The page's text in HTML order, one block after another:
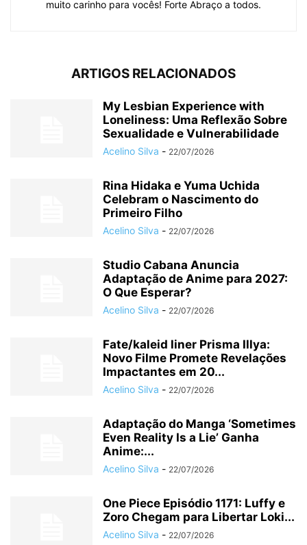
muito carinho para vocês! Forte Abraço a todos.
ARTIGOS RELACIONADOS
My Lesbian Experience with
Loneliness: Uma Reflexão Sobre
Sexualidade e Vulnerabilidade
Acelino Silva - 22/07/2026
Rina Hidaka e Yuma Uchida
Celebram o Nascimento do
Primeiro Filho
Acelino Silva - 22/07/2026
Studio Cabana Anuncia
Adaptação de Anime para 2027:
O Que Esperar?
Acelino Silva - 22/07/2026
Fate/kaleid liner Prisma Illya:
Novo Filme Promete Revelações
Impactantes em 20...
Acelino Silva - 22/07/2026
Adaptação do Manga ‘Sometimes
Even Reality Is a Lie’ Ganha
Anime:...
Acelino Silva - 22/07/2026
One Piece Episódio 1171: Luffy e
Zoro Chegam para Libertar Loki...
Acelino Silva - 22/07/2026